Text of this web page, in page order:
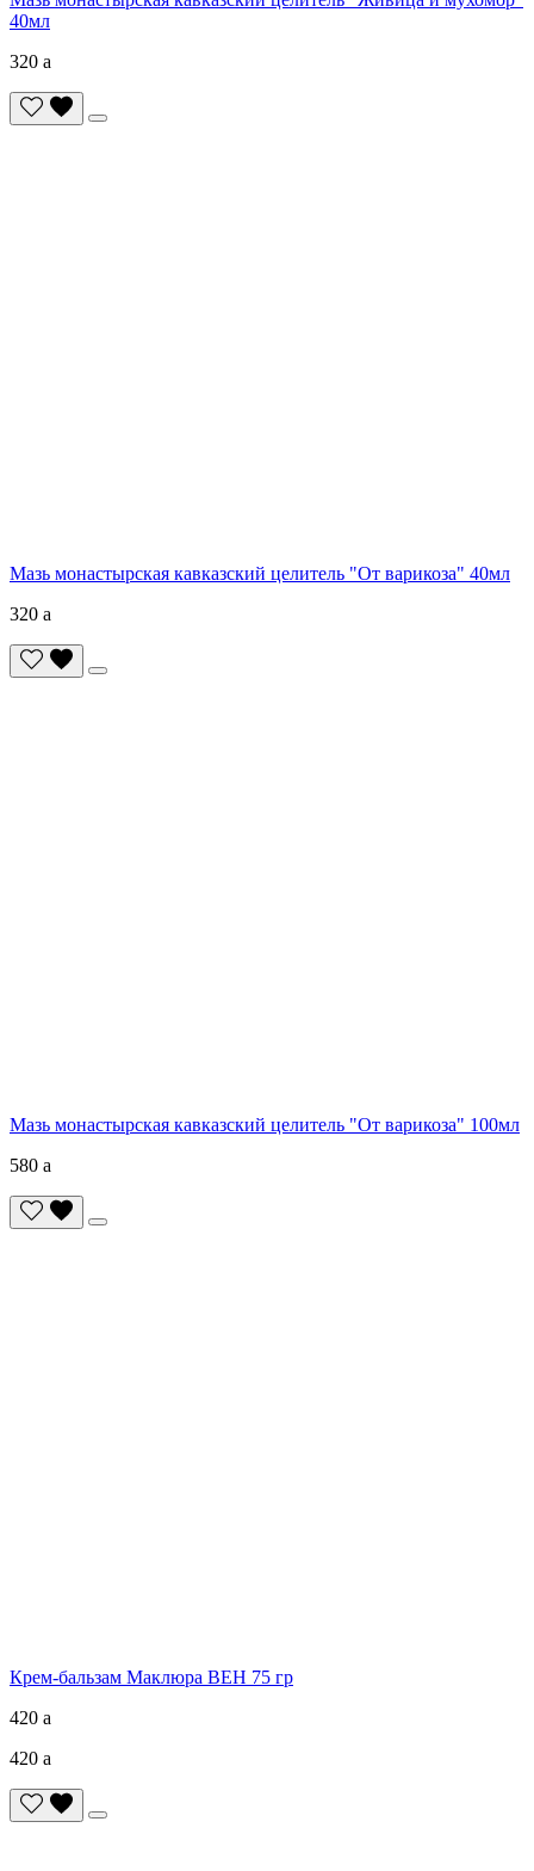
40мл
320 a
Мазь монастырская кавказский целитель "От варикоза" 40мл
320 a
Мазь монастырская кавказский целитель "От варикоза" 100мл
580 a
Крем-бальзам Маклюра ВЕН 75 гр
420 a
420 a